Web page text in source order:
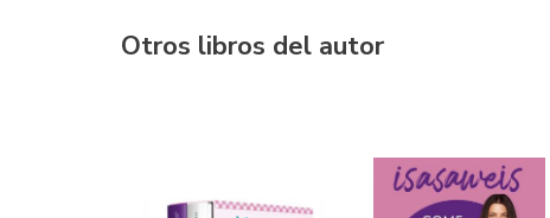
Otros libros del autor